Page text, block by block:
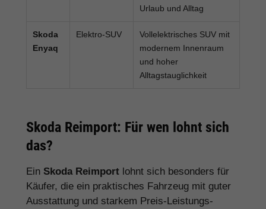
Urlaub und Alltag
Skoda
Enyaq
Elektro-SUV
Vollelektrisches SUV mit
modernem Innenraum
und hoher
Alltagstauglichkeit
Skoda Reimport: Für wen lohnt sich
das?
Ein Skoda Reimport lohnt sich besonders für
Käufer, die ein praktisches Fahrzeug mit guter
Ausstattung und starkem Preis-Leistungs-